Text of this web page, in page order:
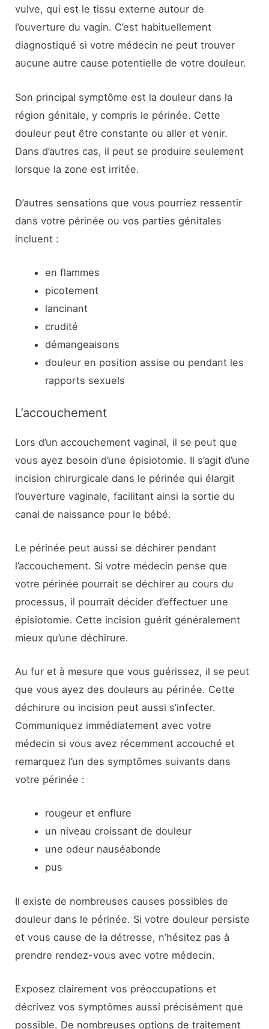
vulve, qui est le tissu externe autour de
l’ouverture du vagin. C’est habituellement
diagnostiqué si votre médecin ne peut trouver
aucune autre cause potentielle de votre douleur.
Son principal symptôme est la douleur dans la
région génitale, y compris le périnée. Cette
douleur peut être constante ou aller et venir.
Dans d’autres cas, il peut se produire seulement
lorsque la zone est irritée.
D’autres sensations que vous pourriez ressentir
dans votre périnée ou vos parties génitales
incluent :
en flammes
picotement
lancinant
crudité
démangeaisons
douleur en position assise ou pendant les
rapports sexuels
L’accouchement
Lors d’un accouchement vaginal, il se peut que
vous ayez besoin d’une épisiotomie. Il s’agit d’une
incision chirurgicale dans le périnée qui élargit
l’ouverture vaginale, facilitant ainsi la sortie du
canal de naissance pour le bébé.
Le périnée peut aussi se déchirer pendant
l’accouchement. Si votre médecin pense que
votre périnée pourrait se déchirer au cours du
processus, il pourrait décider d’effectuer une
épisiotomie. Cette incision guérit généralement
mieux qu’une déchirure.
Au fur et à mesure que vous guérissez, il se peut
que vous ayez des douleurs au périnée. Cette
déchirure ou incision peut aussi s’infecter.
Communiquez immédiatement avec votre
médecin si vous avez récemment accouché et
remarquez l’un des symptômes suivants dans
votre périnée :
rougeur et enflure
un niveau croissant de douleur
une odeur nauséabonde
pus
Il existe de nombreuses causes possibles de
douleur dans le périnée. Si votre douleur persiste
et vous cause de la détresse, n’hésitez pas à
prendre rendez-vous avec votre médecin.
Exposez clairement vos préoccupations et
décrivez vos symptômes aussi précisément que
possible. De nombreuses options de traitement